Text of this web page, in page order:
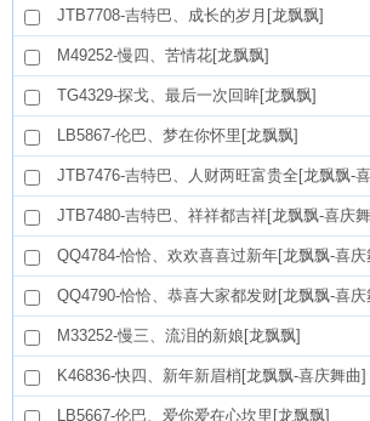
JTB7708-吉特巴、成长的岁月[龙飘飘]
M49252-慢四、苦情花[龙飘飘]
TG4329-探戈、最后一次回眸[龙飘飘]
LB5867-伦巴、梦在你怀里[龙飘飘]
JTB7476-吉特巴、人财两旺富贵全[龙飘飘-
JTB7480-吉特巴、祥祥都吉祥[龙飘飘-喜庆
QQ4784-恰恰、欢欢喜喜过新年[龙飘飘-喜庆
QQ4790-恰恰、恭喜大家都发财[龙飘飘-喜庆
M33252-慢三、流泪的新娘[龙飘飘]
K46836-快四、新年新眉梢[龙飘飘-喜庆舞曲]
LB5667-伦巴、爱你爱在心坎里[龙飘飘]